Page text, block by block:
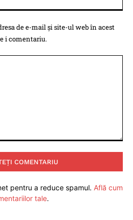
de e-mail și site-ul web în acest
i comentariu.
pentru a reduce spamul. Află cum
tale.